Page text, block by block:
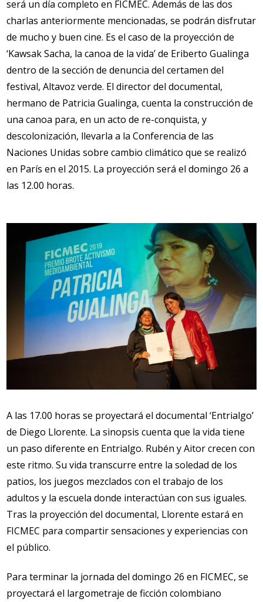
será un día completo en FICMEC. Además de las dos
charlas anteriormente mencionadas, se podrán disfrutar
de mucho y buen cine. Es el caso de la proyección de
‘Kawsak Sacha, la canoa de la vida’ de Eriberto Gualinga
dentro de la sección de denuncia del certamen del
festival, Altavoz verde. El director del documental,
hermano de Patricia Gualinga, cuenta la construcción de
una canoa para, en un acto de re-conquista, y
descolonización, llevarla a la Conferencia de las
Naciones Unidas sobre cambio climático que se realizó
en París en el 2015. La proyección será el domingo 26 a
las 12.00 horas.
A las 17.00 horas se proyectará el documental ‘Entrialgo’
de Diego Llorente. La sinopsis cuenta que la vida tiene
un paso diferente en Entrialgo. Rubén y Aitor crecen con
este ritmo. Su vida transcurre entre la soledad de los
patios, los juegos mezclados con el trabajo de los
adultos y la escuela donde interactúan con sus iguales.
Tras la proyección del documental, Llorente estará en
FICMEC para compartir sensaciones y experiencias con
el público.
Para terminar la jornada del domingo 26 en FICMEC, se
proyectará el largometraje de ficción colombiano